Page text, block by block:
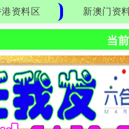
港资料区 新澳门资
当